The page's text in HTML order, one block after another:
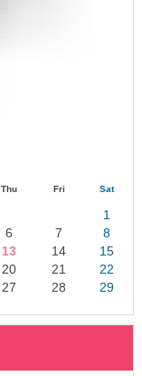
Thu Fri Sat
1
6 7
8
13 14
15
20 21
22
27 28
29